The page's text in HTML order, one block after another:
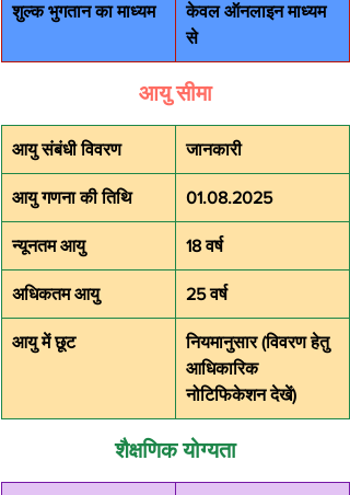
शुल्क भुगतान का माध्यम
केवल ऑनलाइन माध्यम
से
आयु सीमा
आयु संबंधी विवरण जानकारी
आयु गणना की तिथि 01.08.2025
न्यूनतम आयु 18 वर्ष
अधिकतम आयु 25 वर्ष
आयु में छूट
नियमानुसार (विवरण हेतु
आधिकारिक
नोटिफिकेशन देखें)
शैक्षणिक योग्यता